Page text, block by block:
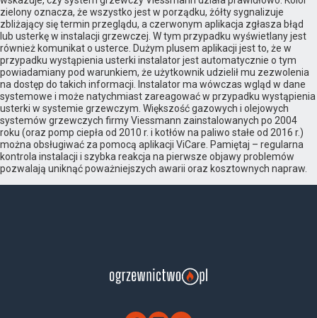
zielony oznacza, że wszystko jest w porządku, żółty sygnalizuje
zbliżający się termin przeglądu, a czerwonym aplikacja zgłasza błąd
lub usterkę w instalacji grzewczej. W tym przypadku wyświetlany jest
również komunikat o usterce. Dużym plusem aplikacji jest to, że w
przypadku wystąpienia usterki instalator jest automatycznie o tym
powiadamiany pod warunkiem, że użytkownik udzielił mu zezwolenia
na dostęp do takich informacji. Instalator ma wówczas wgląd w dane
systemowe i może natychmiast zareagować w przypadku wystąpienia
usterki w systemie grzewczym. Większość gazowych i olejowych
systemów grzewczych firmy Viessmann zainstalowanych po 2004
roku (oraz pomp ciepła od 2010 r. i kotłów na paliwo stałe od 2016 r.)
można obsługiwać za pomocą aplikacji ViCare. Pamiętaj – regularna
kontrola instalacji i szybka reakcja na pierwsze objawy problemów
pozwalają uniknąć poważniejszych awarii oraz kosztownych napraw.